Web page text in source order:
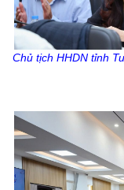
Chủ tịch HHDN tỉnh